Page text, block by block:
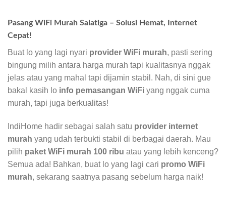
Pasang WiFi Murah Salatiga – Solusi Hemat, Internet
Cepat!
Buat lo yang lagi nyari provider WiFi murah, pasti sering
bingung milih antara harga murah tapi kualitasnya nggak
jelas atau yang mahal tapi dijamin stabil. Nah, di sini gue
bakal kasih lo info pemasangan WiFi yang nggak cuma
murah, tapi juga berkualitas!
IndiHome hadir sebagai salah satu provider internet
murah yang udah terbukti stabil di berbagai daerah. Mau
pilih paket WiFi murah 100 ribu atau yang lebih kenceng?
Semua ada! Bahkan, buat lo yang lagi cari promo WiFi
murah, sekarang saatnya pasang sebelum harga naik!